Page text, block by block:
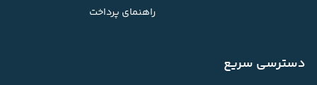
راهنمای پرداخت
دسترسی سریع